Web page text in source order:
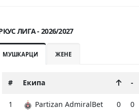
ЛИГА - 2026/2027
МУШКАРЦИ ЖЕНЕ
# Екипа -
1 Partizan AdmiralBet 0 0